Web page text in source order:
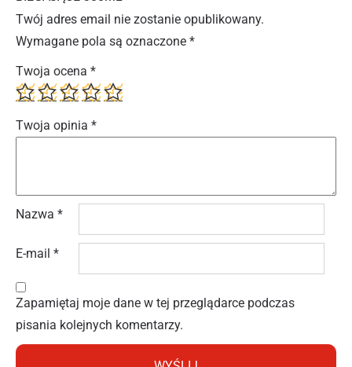
Twój adres email nie zostanie opublikowany.
Wymagane pola są oznaczone *
Twoja ocena *
Twoja opinia *
Nazwa *
E-mail *
Zapamiętaj moje dane w tej przeglądarce podczas
pisania kolejnych komentarzy.